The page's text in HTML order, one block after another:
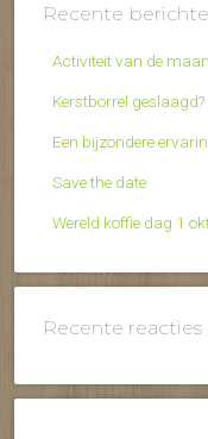
Recente
Activiteit van de
Kerstborrel geslaagd?
Een bijzondere
Save the date
Wereld koffie dag 1
Recente reacties